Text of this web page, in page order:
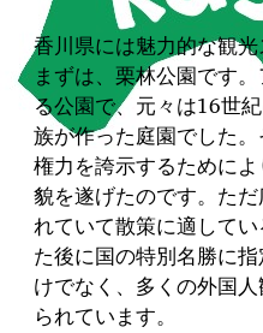
香川県には魅力的な観光
まずは、栗林公園です
る公園で、元々は16世
族が作った庭園でした
権力を誇示するために
貌を遂げたのです。た
れていて散策に適して
た後に国の特別名勝に
けでなく、多くの外国
られています。